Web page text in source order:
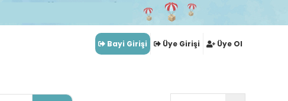
Bayi Girişi Üye Girişi Üye Ol